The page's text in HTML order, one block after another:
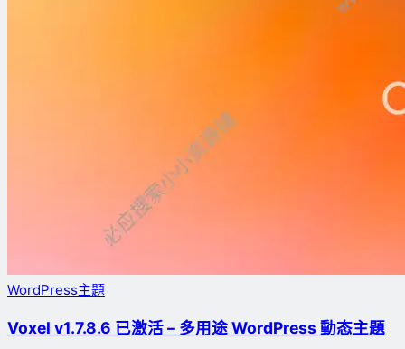
WordPress主題
Voxel v1.7.8.6 已激活 – 多用途 WordPress 動态主題